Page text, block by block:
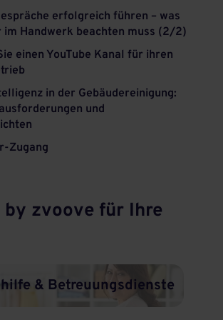
erfolgreich führen – was
im Handwerk beachten muss (2/2)
einen YouTube Kanal für ihren
in der Gebäudereinigung:
und
Zugang
zvoove für Ihre
& Betreuungsdienste